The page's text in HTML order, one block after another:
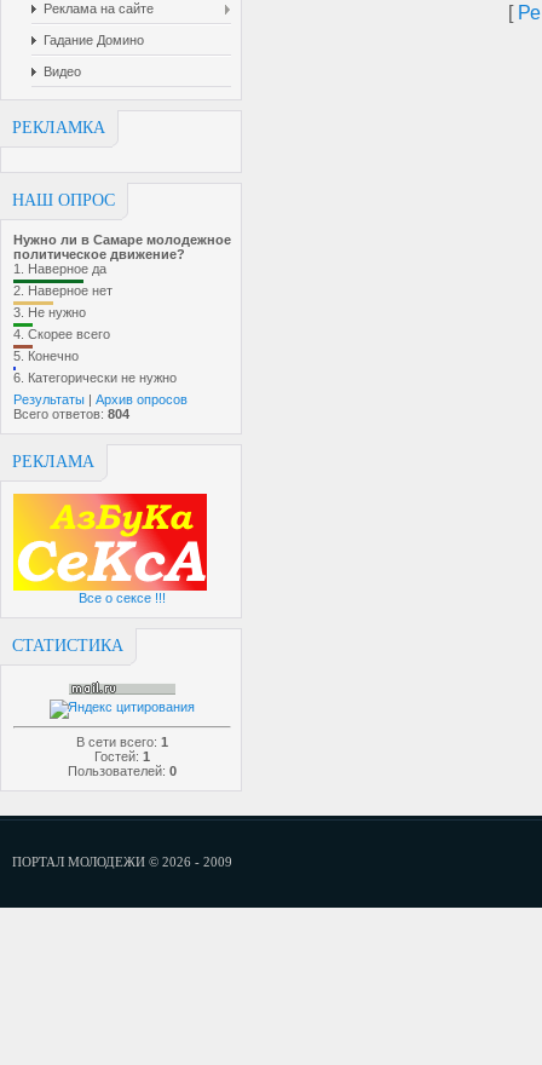
Реклама на сайте
Гадание Домино
Видео
РЕКЛАМКА
НАШ ОПРОС
Нужно ли в Самаре молодежное
политическое движение?
1. Наверное да
2. Наверное нет
3. Не нужно
4. Скорее всего
5. Конечно
6. Категорически не нужно
Результаты | Архив опросов
Всего ответов: 804
РЕКЛАМА
Все о сексе !!!
СТАТИСТИКА
В сети всего: 1
Гостей: 1
Пользователей: 0
[
ПОРТАЛ МОЛОДЕЖИ © 2026 - 2009